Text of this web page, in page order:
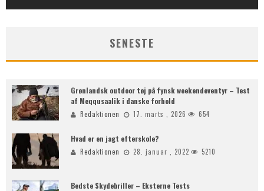
SENESTE
Grønlandsk outdoor tøj på fynsk weekendeventyr – Test
af Meqqusaalik i danske forhold
Redaktionen 17. marts , 2026 654
Hvad er en jagt efterskole?
Redaktionen 28. januar , 2022 5210
Bedste Skydebriller – Eksterne Tests